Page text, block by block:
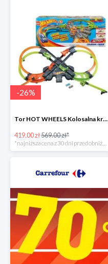
-26%
Tor HOT WHEELS Kolosalna kraksa -26%
419.00 zł569.00 zł*
*najniższa cena z 30 dni przed obniżką